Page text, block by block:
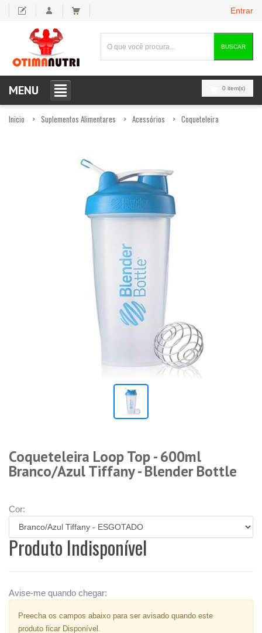
Entrar
BUSCAR
0 item(s)
MENU
Inicio Suplementos Alimentares Acessórios Coqueteleira
Coqueteleira Loop Top - 600ml
Branco/Azul Tiffany - Blender Bottle
Cor:
Produto Indisponível
Avise-me quando chegar:
Preecha os campos abaixo para ser avisado quando este
produto ficar Disponível.